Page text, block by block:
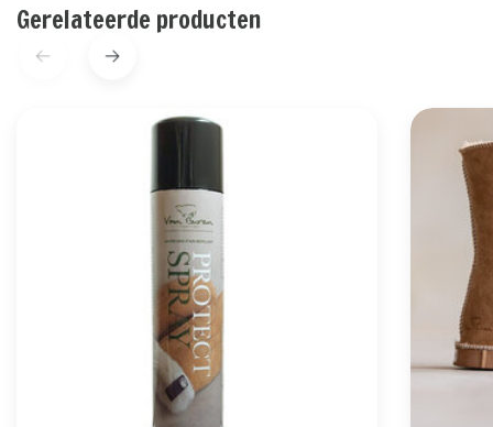
Gerelateerde producten